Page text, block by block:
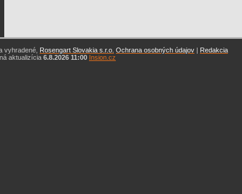
vyhradené, Rosengart Slovakia s.r.o. Ochrana osobných údajov | Redakcia
aktualizícia 6.8.2026 11:00 Insion.cz